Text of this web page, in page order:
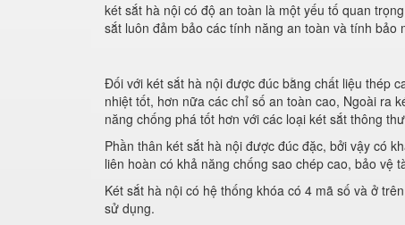
két sắt hà nội có độ an toàn là một yếu tố quan
sắt luôn đảm bảo các tính năng an toàn và tính
Đối với két sắt hà nội được đúc bằng chất liệu thép
nhiệt tốt, hơn nữa các chỉ số an toàn cao, Ngoài ra
năng chống phá tốt hơn với các loại két sắt thông
Phần thân két sắt hà nội được đúc đặc, bởi vậy có
liên hoàn có khả năng chống sao chép cao, bảo vệ
Két sắt hà nội có hệ thống khóa có 4 mã số và ở
sử dụng.